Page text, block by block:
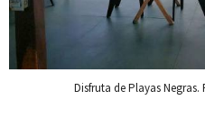
Disfruta de Playas